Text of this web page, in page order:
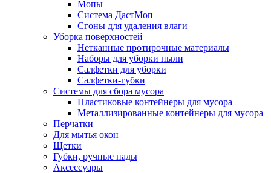
Мопы
Система ДастМоп
Сгоны для удаления влаги
Уборка поверхностей
Нетканные протирочные материалы
Наборы для уборки пыли
Салфетки для уборки
Салфетки-губки
Системы для сбора мусора
Пластиковые контейнеры для мусора
Металлизированные контейнеры для мусора
Перчатки
Для мытья окон
Щетки
Губки, ручные пады
Аксессуары